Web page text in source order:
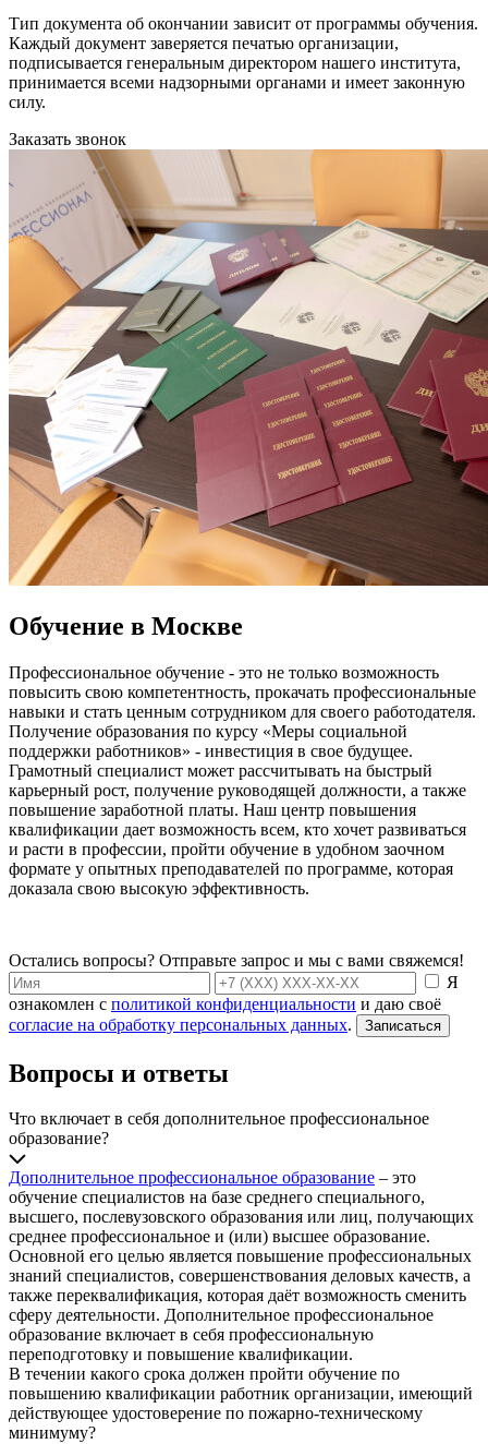
Тип документа об окончании зависит от программы обучения.
Каждый документ заверяется печатью организации,
подписывается генеральным директором нашего института,
принимается всеми надзорными органами и имеет законную
силу.
Заказать звонок
Обучение в Москве
Профессиональное обучение - это не только возможность
повысить свою компетентность, прокачать профессиональные
навыки и стать ценным сотрудником для своего работодателя.
Получение образования по курсу «Меры социальной
поддержки работников» - инвестиция в свое будущее.
Грамотный специалист может рассчитывать на быстрый
карьерный рост, получение руководящей должности, а также
повышение заработной платы. Наш центр повышения
квалификации дает возможность всем, кто хочет развиваться
и расти в профессии, пройти обучение в удобном заочном
формате у опытных преподавателей по программе, которая
доказала свою высокую эффективность.
Остались вопросы? Отправьте запрос и мы с вами свяжемся!
Я
ознакомлен с политикой конфиденциальности и даю своё
согласие на обработку персональных данных. Записаться
Вопросы и ответы
Что включает в себя дополнительное профессиональное
образование?
Дополнительное профессиональное образование – это
обучение специалистов на базе среднего специального,
высшего, послевузовского образования или лиц, получающих
среднее профессиональное и (или) высшее образование.
Основной его целью является повышение профессиональных
знаний специалистов, совершенствования деловых качеств, а
также переквалификация, которая даёт возможность сменить
сферу деятельности. Дополнительное профессиональное
образование включает в себя профессиональную
переподготовку и повышение квалификации.
В течении какого срока должен пройти обучение по
повышению квалификации работник организации, имеющий
действующее удостоверение по пожарно-техническому
минимуму?